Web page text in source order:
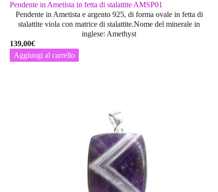
Pendente in Ametista in fetta di stalattite AMSP01
Pendente in Ametista e argento 925, di forma ovale in fetta di
stalattite viola con matrice di stalattite.Nome del minerale in
inglese: Amethyst
139,00€
Aggiungi al carrello